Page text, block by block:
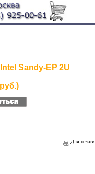
Sandy-EP 2U
Для печати